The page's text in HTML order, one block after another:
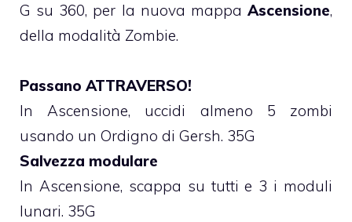
G su 360, per la nuova mappa Ascensione,
della modalità Zombie.
Passano ATTRAVERSO!
In Ascensione, uccidi almeno 5 zombi
usando un Ordigno di Gersh. 35G
Salvezza modulare
In Ascensione, scappa su tutti e 3 i moduli
lunari. 35G